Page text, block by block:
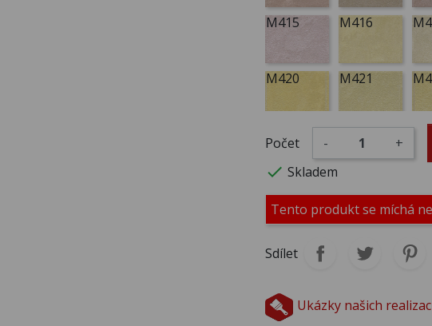
M415 M416
M420 M421
M425 M426
M435 M436
M440 M441
Počet - +
 Skladem
Tento produkt se míchá
Sdílet
Ukázky našich